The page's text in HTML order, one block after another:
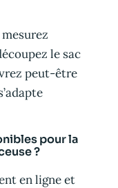
le sac
peut-être
pour la
?
en ligne et